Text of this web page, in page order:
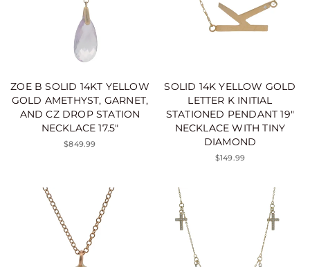
ZOE B SOLID 14KT YELLOW
GOLD AMETHYST, GARNET,
AND CZ DROP STATION
NECKLACE 17.5"
$849.99
SOLID 14K YELLOW GOLD
LETTER K INITIAL
STATIONED PENDANT 19"
NECKLACE WITH TINY
DIAMOND
$149.99